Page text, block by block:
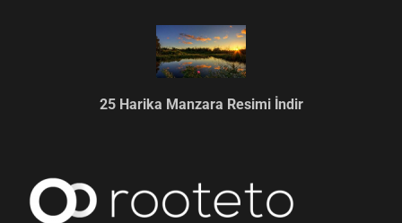
25 Harika Manzara Resimi İndir